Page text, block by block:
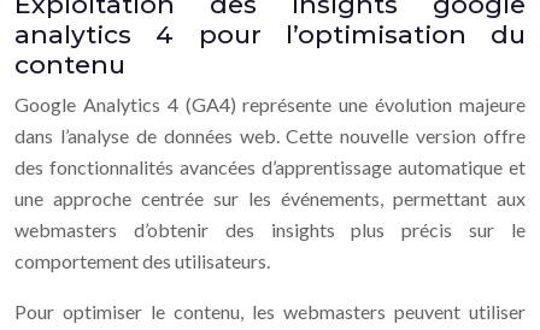
analytics 4 pour l’optimisation du
contenu
Google Analytics 4 (GA4) représente une évolution majeure
dans l’analyse de données web. Cette nouvelle version offre
des fonctionnalités avancées d’apprentissage automatique et
une approche centrée sur les événements, permettant aux
webmasters d’obtenir des insights plus précis sur le
comportement des utilisateurs.
Pour optimiser le contenu, les webmasters peuvent utiliser